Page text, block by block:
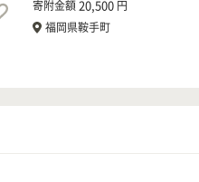
寄附金額20,500 円
福岡県鞍手町